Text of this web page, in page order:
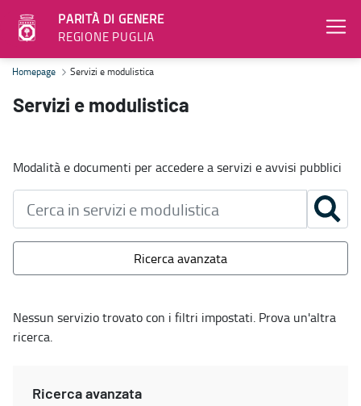
PARITÀ DI GENERE
REGIONE PUGLIA
Servizi e modulistica - Parità di genere
Homepage Servizi e modulistica
Servizi e modulistica
Modalità e documenti per accedere a servizi e avvisi pubblici
Ricerca avanzata
Nessun servizio trovato con i filtri impostati. Prova un'altra
ricerca.
Ricerca avanzata